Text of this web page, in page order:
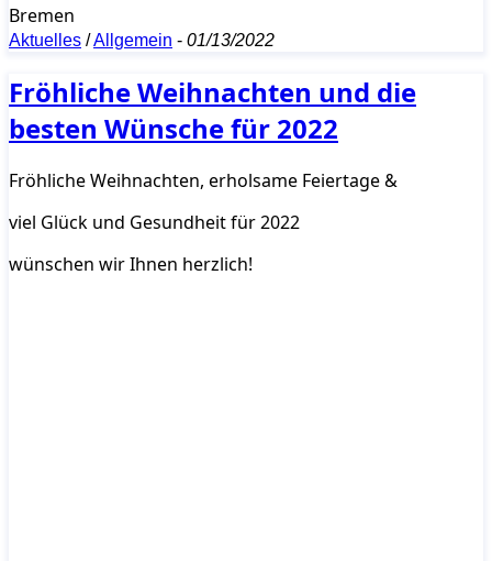
Aktuelles /Allgemein - 01/13/2022
Fröhliche Weihnachten und die
besten Wünsche für 2022
Fröhliche Weihnachten, erholsame Feiertage &
viel Glück und Gesundheit für 2022
wünschen wir Ihnen herzlich!